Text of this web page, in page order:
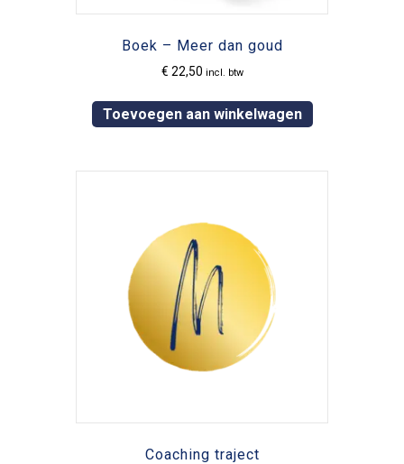
Boek – Meer dan goud
€ 22,50 incl. btw
Toevoegen aan winkelwagen
Coaching traject